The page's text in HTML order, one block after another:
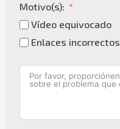
Motivo(s):
Vídeo equivocado
Enlaces incorrectos